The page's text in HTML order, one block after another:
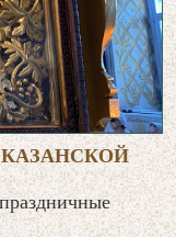
КАЗАНСКОЙ